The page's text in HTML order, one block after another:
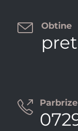
 Obtine
